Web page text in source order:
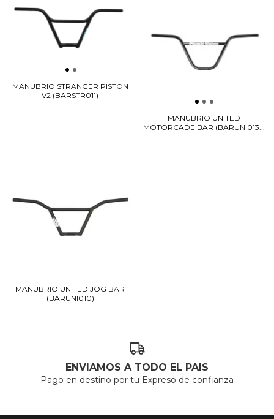
MANUBRIO STRANGER PISTON
V2 (BARSTR011)
MANUBRIO UNITED
MOTORCADE BAR (BARUNI013...
MANUBRIO UNITED JOG BAR
(BARUNI010)
ENVIAMOS A TODO EL PAIS
Pago en destino por tu Expreso de confianza